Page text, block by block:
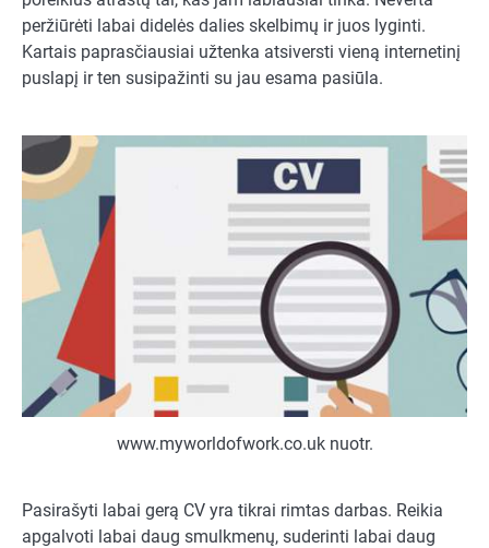
peržiūrėti labai didelės dalies skelbimų ir juos lyginti.
Kartais paprasčiausiai užtenka atsiversti vieną internetinį
puslapį ir ten susipažinti su jau esama pasiūla.
www.myworldofwork.co.uk nuotr.
Pasirašyti labai gerą CV yra tikrai rimtas darbas. Reikia
apgalvoti labai daug smulkmenų, suderinti labai daug